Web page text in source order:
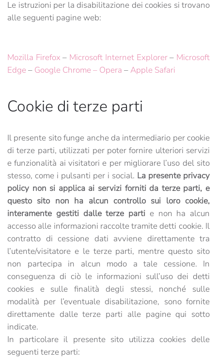
Le istruzioni per la disabilitazione dei cookies si trovano
alle seguenti pagine web:
Mozilla Firefox – Microsoft Internet Explorer– Microsoft
Edge– Google Chrome– Opera –Apple Safari
Cookie di terze parti
Il presente sito funge anche da intermediario per cookie
di terze parti, utilizzati per poter fornire ulteriori servizi
e funzionalità ai visitatori e per migliorare l’uso del sito
stesso, come i pulsanti per i social. La presente privacy
policy non si applica ai servizi forniti da terze parti, e
questo sito non ha alcun controllo sui loro cookie,
interamente gestiti dalle terze parti e non ha alcun
accesso alle informazioni raccolte tramite detti cookie. Il
contratto di cessione dati avviene direttamente tra
l’utente/visitatore e le terze parti, mentre questo sito
non partecipa in alcun modo a tale cessione. In
conseguenza di ciò le informazioni sull’uso dei detti
cookies e sulle finalità degli stessi, nonché sulle
modalità per l’eventuale disabilitazione, sono fornite
direttamente dalle terze parti alle pagine qui sotto
indicate.
In particolare il presente sito utilizza cookies delle
seguenti terze parti: